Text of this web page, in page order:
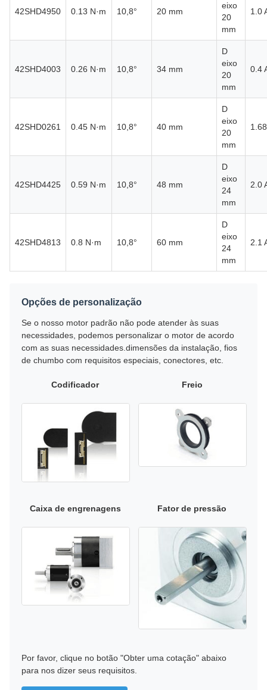
42SHD4950 0.13 N·m 10,8° 20 mm
eixo
20
mm
1.0
42SHD4003 0.26 N·m 10,8° 34 mm
D
eixo
20
mm
0.4
42SHD0261 0.45 N·m 10,8° 40 mm
D
eixo
20
mm
42SHD4425 0.59 N·m 10,8° 48 mm
D
eixo
24
mm
2.0
42SHD4813 0.8 N·m 10,8° 60 mm
D
eixo
24
mm
2.1
Opções de personalização
Se o nosso motor padrão não pode atender às suas
necessidades, podemos personalizar o motor de acordo
com as suas necessidades.dimensões da instalação, fios
de chumbo com requisitos especiais, conectores, etc.
Codificador Freio
Caixa de engrenagens Fator de pressão
Por favor, clique no botão "Obter uma cotação" abaixo
para nos dizer seus requisitos.